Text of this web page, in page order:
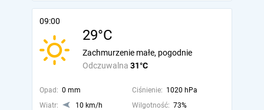
09:00
29°C
Odczuwalna 31°C
Zachmurzenie małe, pogodnie
Opad: 0 mm Ciśnienie: 1020 hPa
Wiatr:
10 km/h Wilgotność: 73%